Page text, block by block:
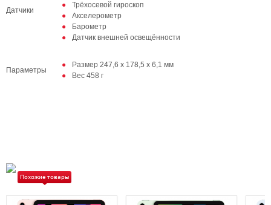
Датчики
Трёхосевой гироскоп
Акселерометр
Барометр
Датчик внешней освещённости
Параметры
Размер 247,6 х 178,5 х 6,1 мм
Вес 458 г
Похожие товары